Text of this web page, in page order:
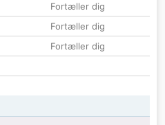
Fortæller dig
Fortæller dig
Fortæller dig